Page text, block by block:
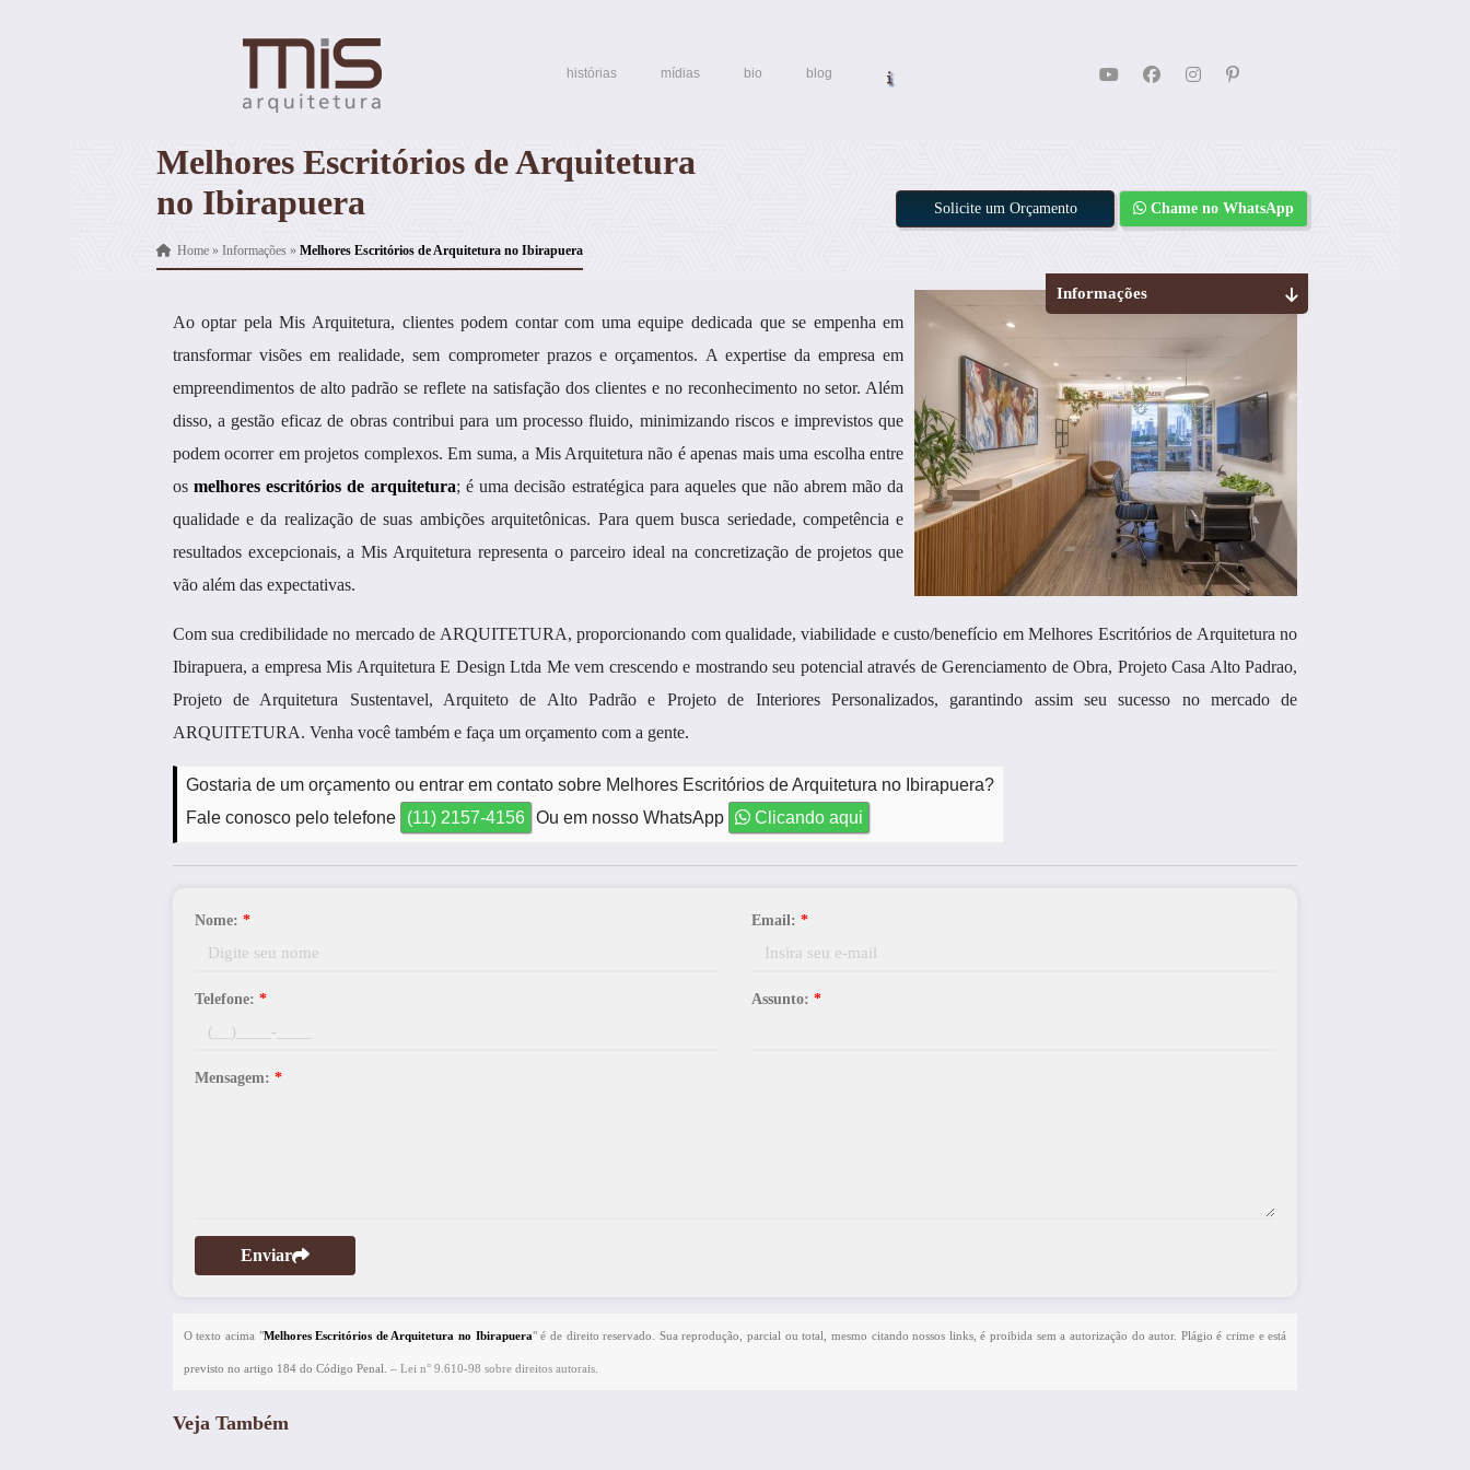
histórias mídias bio blog
Melhores Escritórios de Arquitetura
no Ibirapuera
Home» Informações » Melhores Escritórios de Arquitetura no Ibirapuera
Solicite um Orçamento Chame no WhatsApp
Ao optar pela Mis Arquitetura, clientes podem contar com uma equipe dedicada que se empenha em
transformar visões em realidade, sem comprometer prazos e orçamentos. A expertise da empresa em
empreendimentos de alto padrão se reflete na satisfação dos clientes e no reconhecimento no setor. Além
disso, a gestão eficaz de obras contribui para um processo fluido, minimizando riscos e imprevistos que
podem ocorrer em projetos complexos. Em suma, a Mis Arquitetura não é apenas mais uma escolha entre
os melhores escritórios de arquitetura; é uma decisão estratégica para aqueles que não abrem mão da
qualidade e da realização de suas ambições arquitetônicas. Para quem busca seriedade, competência e
resultados excepcionais, a Mis Arquitetura representa o parceiro ideal na concretização de projetos que
vão além das expectativas.
Com sua credibilidade no mercado de ARQUITETURA, proporcionando com qualidade, viabilidade e custo/benefício em Melhores Escritórios de Arquitetura no
Ibirapuera, a empresa Mis Arquitetura E Design Ltda Me vem crescendo e mostrando seu potencial através de Gerenciamento de Obra, Projeto Casa Alto Padrao,
Projeto de Arquitetura Sustentavel, Arquiteto de Alto Padrão e Projeto de Interiores Personalizados, garantindo assim seu sucesso no mercado de
ARQUITETURA. Venha você também e faça um orçamento com a gente.
Gostaria de um orçamento ou entrar em contato sobre Melhores Escritórios de Arquitetura no Ibirapuera?
Fale conosco pelo telefone
(11) 2157-4156 Ou em nosso WhatsApp Clicando aqui
Nome: * Email: *
Telefone: * Assunto: *
Mensagem: *
Enviar
O texto acima "Melhores Escritórios de Arquitetura no Ibirapuera" é de direito reservado. Sua reprodução, parcial ou total, mesmo citando nossos links, é proibida sem a autorização do autor. Plágio é crime e está
previsto no artigo 184 do Código Penal. – Lei n° 9.610-98 sobre direitos autorais.
Informações
Veja Também